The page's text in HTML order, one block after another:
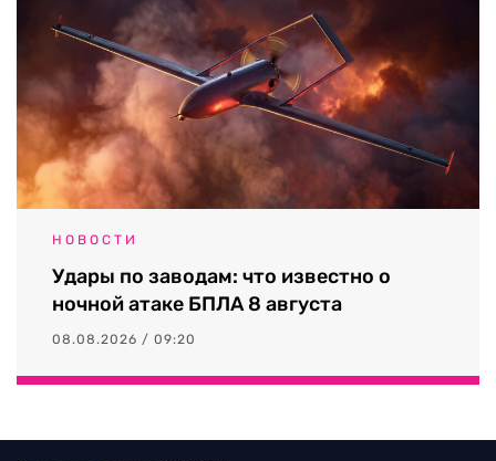
НОВОСТИ
Удары по заводам: что известно о
ночной атаке БПЛА 8 августа
08.08.2026 / 09:20